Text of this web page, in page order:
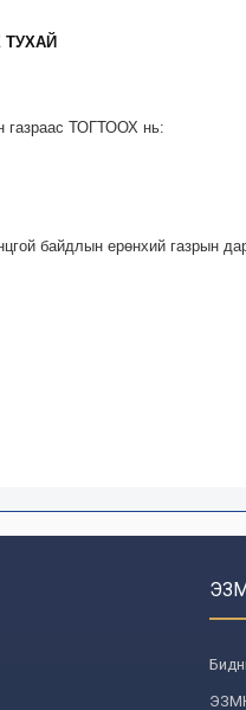
ТУХАЙ
газраас ТОГТООХ нь:
байдлын ерөнхий газрын